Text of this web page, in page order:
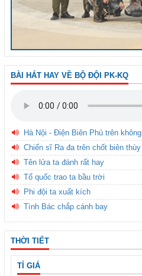
BÀI HÁT HAY VỀ BỘ ĐỘI PK-KQ
Hà Nội - Điện Biên Phủ trên không
Chiến sĩ Ra đa trên chốt biên thùy
Tên lửa ta đánh rất hay
Tổ quốc trao ta bầu trời
Phi đội ta xuất kích
Tình Bác chắp cánh bay
THỜI TIẾT
TỈ GIÁ